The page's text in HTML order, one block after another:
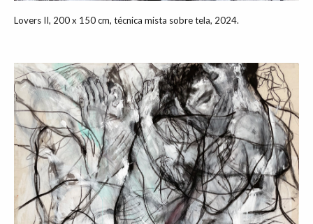
Lovers II, 200 x 150 cm, técnica mista sobre tela, 2024.